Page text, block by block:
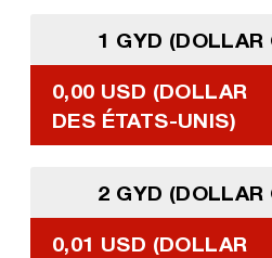
1 GYD (DOLLAR
0,00 USD (DOLLAR
DES ÉTATS-UNIS)
2 GYD (DOLLAR
0,01 USD (DOLLAR